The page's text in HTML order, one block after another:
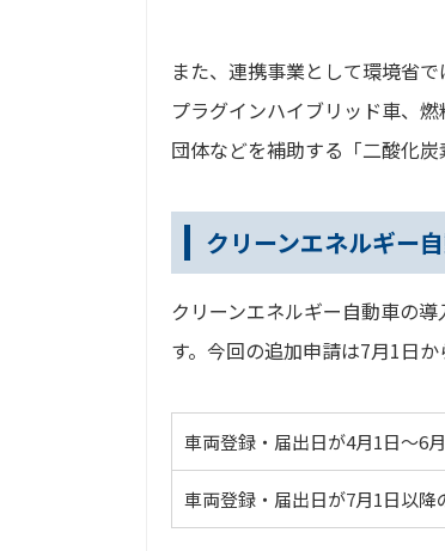
また、連携事業として環境省
プラグインハイブリッド車、
団体などを補助する「二酸化
クリーンエネルギー
クリーンエネルギー自動車の
す。今回の追加申請は7月1日
車両登録・届出日が4月1日～6
車両登録・届出日が7月1日以降